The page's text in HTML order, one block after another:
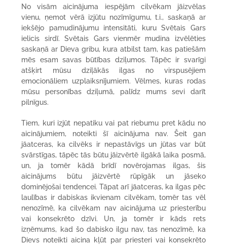
No visām aicinājuma iespējām cilvēkam jāizvēlas
vienu, ņemot vērā izjūtu nozīmīgumu, t.i., saskaņā ar
iekšējo pamudinājumu intensitāti, kuru Svētais Gars
ielicis sirdī. Svētais Gars vienmēr mudina izvēlēties
saskaņā ar Dieva gribu, kura atbilst tam, kas patiešām
mēs esam savas būtības dziļumos. Tāpēc ir svarīgi
atšķirt mūsu dziļākās ilgas no virspusējiem
emocionāliem uzplaiksnījumiem. Vēlmes, kuras rodas
mūsu personības dziļumā, palīdz mums sevi darīt
pilnīgus.
Tiem, kuri izjūt nepatiku vai pat riebumu pret kādu no
aicinājumiem, noteikti šī aicinājuma nav. Šeit gan
jāatceras, ka cilvēks ir nepastāvīgs un jūtas var būt
svārstīgas, tāpēc tās būtu jāizvērtē ilgākā laika posmā,
un, ja tomēr kādā brīdī novērojamas ilgas, šis
aicinājums būtu jāizvērtē rūpīgāk un jāseko
dominējošai tendencei. Tāpat arī jāatceras, ka ilgas pēc
laulības ir dabiskas ikvienam cilvēkam, tomēr tas vēl
nenozīmē, ka cilvēkam nav aicinājuma uz priesterību
vai konsekrēto dzīvi. Un, ja tomēr ir kāds rets
izņēmums, kad šo dabisko ilgu nav, tas nenozīmē, ka
Dievs noteikti aicina kļūt par priesteri vai konsekrēto